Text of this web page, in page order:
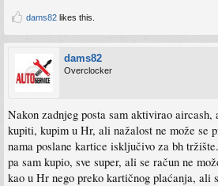
dams82 likes this.
dams82
Overclocker
Nakon zadnjeg posta sam aktivirao
kupiti, kupim u Hr, ali nažalost ne može se
nama poslane kartice isključivo za bh
pa sam kupio, sve super, ali se račun ne
kao u Hr nego preko kartičnog plaćanja, ali